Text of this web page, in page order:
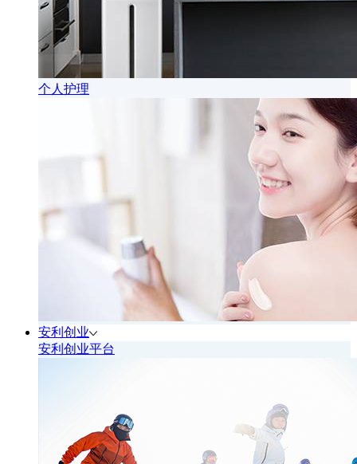
个人护理
安利创业
安利创业平台